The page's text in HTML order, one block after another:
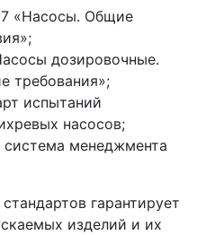
«Насосы. Общие
дозировочные.
требования»;
испытаний
насосов;
система менеджмента
гарантирует
изделий и их